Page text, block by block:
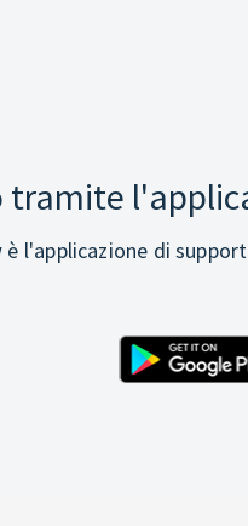
tramite
è l'applicazione di